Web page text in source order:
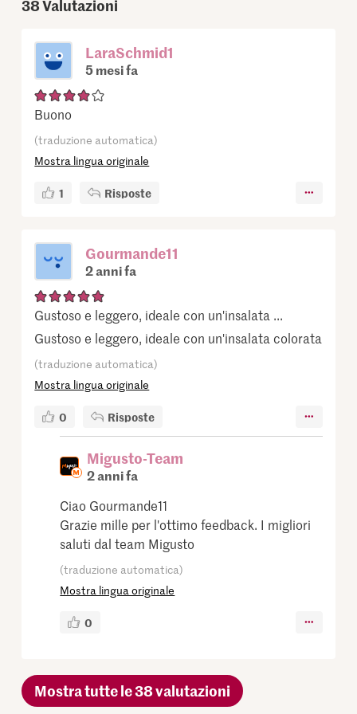
38Valutazioni
LaraSchmid1
5 mesi fa
Buono
(traduzione automatica)
Mostra lingua originale
1 Risposte
Gourmande11
2 anni fa
Gustoso e leggero, ideale con un'insalata ...
Gustoso e leggero, ideale con un'insalata colorata
(traduzione automatica)
Mostra lingua originale
0 Risposte
Migusto-Team
2 anni fa
Ciao Gourmande11
Grazie mille per l'ottimo feedback. I migliori
saluti dal team Migusto
(traduzione automatica)
Mostra lingua originale
0
Mostra tutte le 38 valutazioni